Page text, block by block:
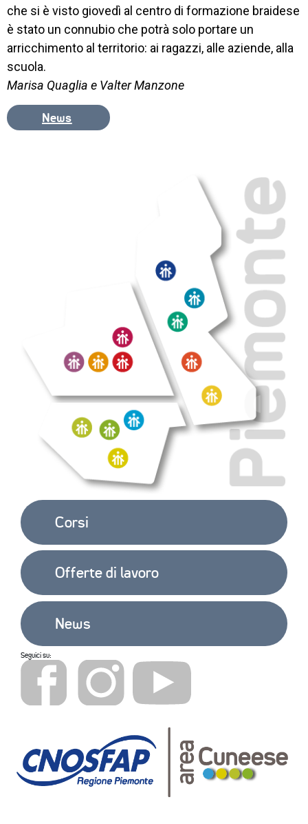
che si è visto giovedì al centro di formazione braidese
è stato un connubio che potrà solo portare un
arricchimento al territorio: ai ragazzi, alle aziende, alla
scuola.
Marisa Quaglia e Valter Manzone
News
Corsi
Offerte di lavoro
News
Seguici su: